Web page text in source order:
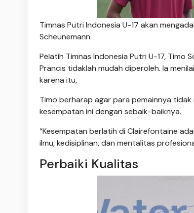
Timnas Putri Indonesia U-17 akan
Scheunemann.
Pelatih Timnas Indonesia Putri U-17, Timo
Prancis tidaklah mudah diperoleh. Ia
karena itu,
Timo berharap agar para pemainnya
kesempatan ini dengan sebaik-baiknya.
“Kesempatan berlatih di Clairefontaine
ilmu, kedisiplinan, dan mentalitas
Perbaiki Kualitas